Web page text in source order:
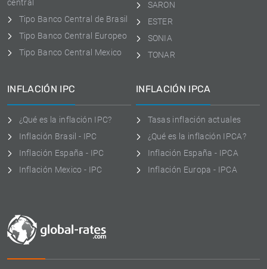
central
Tipo Banco Central de Brasil
Tipo Banco Central Europeo
Tipo Banco Central Mexico
SARON
ESTER
SONIA
TONAR
INFLACIÓN IPC
¿Qué es la inflación IPC?
Inflación Brasil - IPC
Inflación España - IPC
Inflación Mexico - IPC
INFLACIÓN IPCA
Tasas inflación actuales
¿Qué es la inflación IPCA?
Inflación España - IPCA
Inflación Europa - IPCA